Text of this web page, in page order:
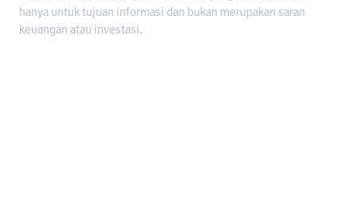
hanya untuk tujuan informasi dan bukan merupakan saran
keuangan atau investasi.